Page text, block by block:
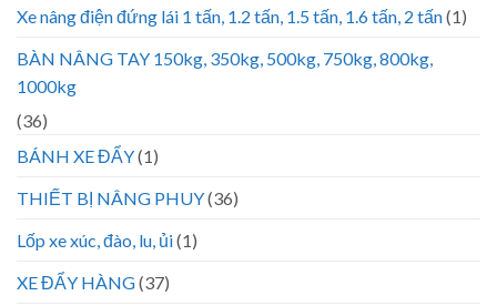
Xe nâng điện đứng lái 1 tấn, 1.2 tấn, 1.5 tấn, 1.6 tấn, 2 tấn(1)
BÀN NÂNG TAY 150kg, 350kg, 500kg, 750kg, 800kg,
1000kg
(36)
BÁNH XE ĐẨY(1)
THIẾT BỊ NÂNG PHUY(36)
Lốp xe xúc, đào, lu, ủi(1)
XE ĐẨY HÀNG(37)